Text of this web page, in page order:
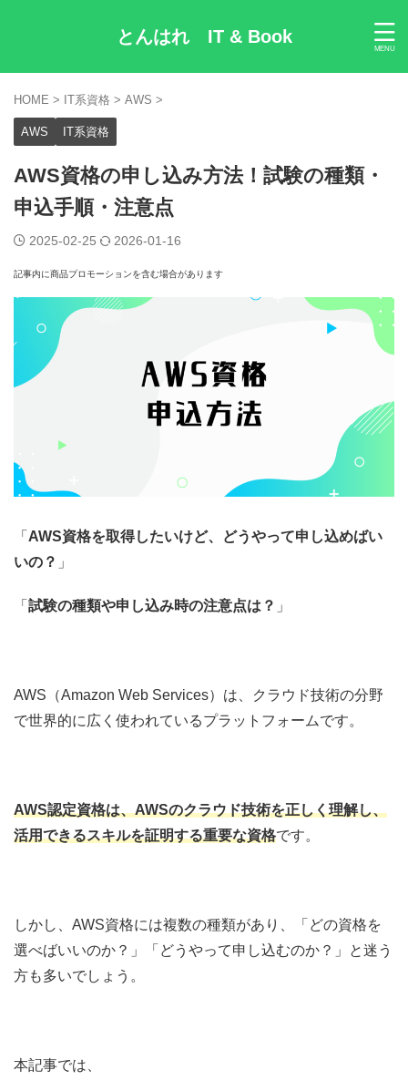
とんはれ IT & Book
HOME > IT系資格 > AWS >
AWS IT系資格
AWS資格の申し込み方法！試験の種類・
申込手順・注意点
2025-02-25 2026-01-16
記事内に商品プロモーションを含む場合があります
「 AWS資格を取得したいけど、どうやって申し込めばい
いの？ 」
「 試験の種類や申し込み時の注意点は？ 」
AWS（Amazon Web Services）は、クラウド技術の分野
で世界的に広く使われているプラットフォームです。
AWS認定資格は、AWSのクラウド技術を正しく理解し、
活用できるスキルを証明する重要な資格です。
しかし、AWS資格には複数の種類があり、「どの資格を
選べばいいのか？」「どうやって申し込むのか？」と迷う
方も多いでしょう。
本記事では、